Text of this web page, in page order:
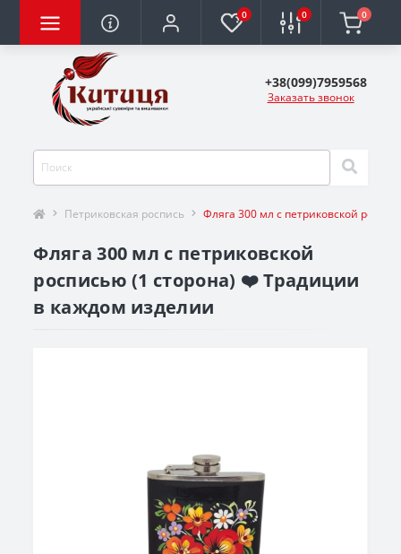
0 0 0
+38(099)7959568
Заказать звонок
Петриковская роспись Фляга 300 мл с петриковской
Фляга 300 мл с петриковской
росписью (1 сторона) ❤️ Традиции
в каждом изделии